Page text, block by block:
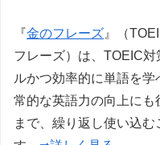
『金のフレーズ 』（
フレーズ）は、TOEIC
ルかつ効率的に単語を
常的な英語力の向上に
まで、繰り返し使い込